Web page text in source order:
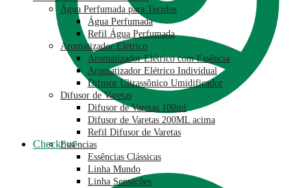
Checkout
Água Perfumada para Tecidos
Água Perfumada
Refil Água Perfumada
Aromatizador Elétrico
Aromatizador Elétrico com Essência
Aromatizador Elétrico Individual
Difusor Ultrassônico Umidificador
Difusor de Varetas
Difusor de Varetas 100ml
Difusor de Varetas 200ML acima
Refil Difusor de Varetas
Essências
Essências Clássicas
Linha Mundo
Linha Sensações